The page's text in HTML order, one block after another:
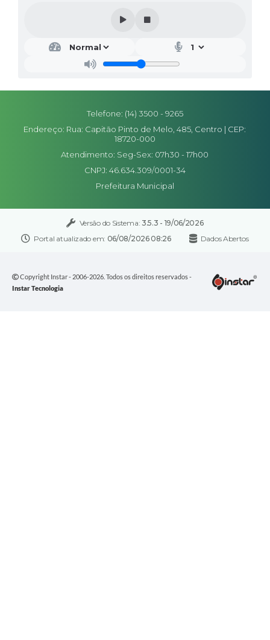
Telefone: (14) 3500 - 9265
Endereço: Rua: Capitão Pinto de Melo, 485, Centro | CEP:
18720-000
Atendimento: Seg-Sex: 07h30 - 17h00
CNPJ: 46.634.309/0001-34
Prefeitura Municipal
Versão do Sistema: 3.5.3 - 19/06/2026
Portal atualizado em: 06/08/2026 08:26 Dados Abertos
Copyright Instar - 2006-2026. Todos os direitos reservados -
Instar Tecnologia